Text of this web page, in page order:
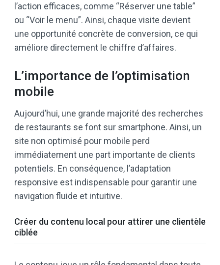
l’action efficaces, comme “Réserver une table”
ou “Voir le menu”. Ainsi, chaque visite devient
une opportunité concrète de conversion, ce qui
améliore directement le chiffre d’affaires.
L’importance de l’optimisation
mobile
Aujourd’hui, une grande majorité des recherches
de restaurants se font sur smartphone. Ainsi, un
site non optimisé pour mobile perd
immédiatement une part importante de clients
potentiels. En conséquence, l’adaptation
responsive est indispensable pour garantir une
navigation fluide et intuitive.
Créer du contenu local pour attirer une clientèle
ciblée